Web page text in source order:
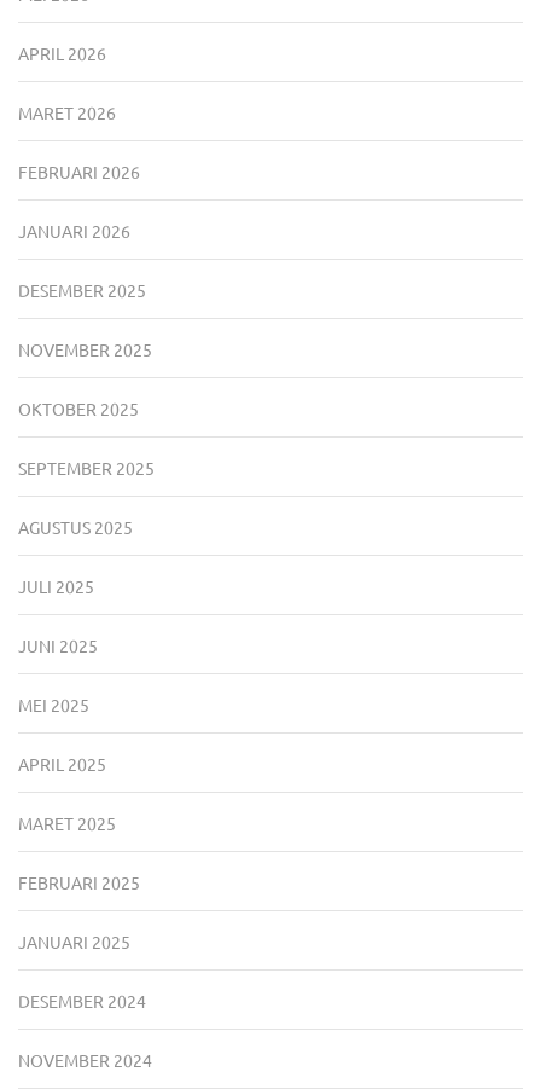
APRIL 2026
MARET 2026
FEBRUARI 2026
JANUARI 2026
DESEMBER 2025
NOVEMBER 2025
OKTOBER 2025
SEPTEMBER 2025
AGUSTUS 2025
JULI 2025
JUNI 2025
MEI 2025
APRIL 2025
MARET 2025
FEBRUARI 2025
JANUARI 2025
DESEMBER 2024
NOVEMBER 2024